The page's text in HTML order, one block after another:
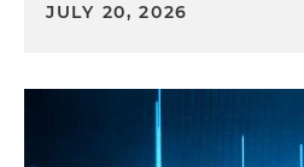
JULY 20, 2026